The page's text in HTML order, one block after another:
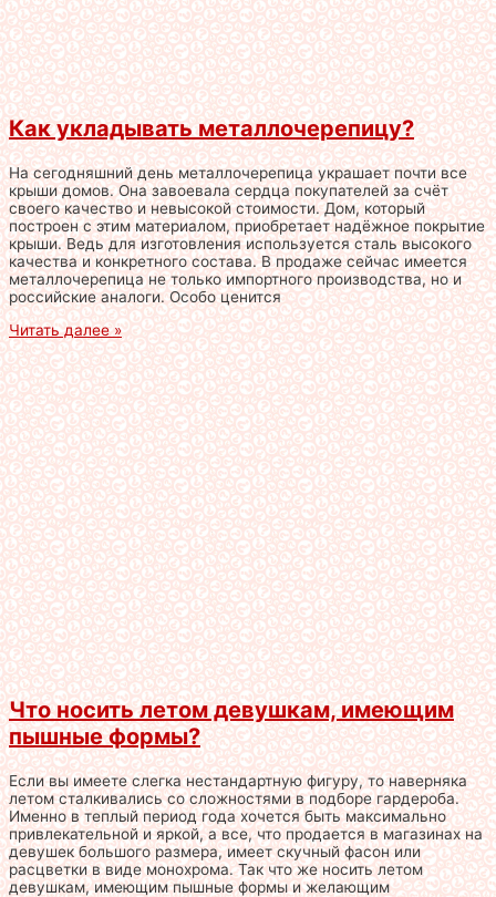
Как укладывать металлочерепицу?
На сегодняшний день металлочерепица украшает почти все
крыши домов. Она завоевала сердца покупателей за счёт
своего качество и невысокой стоимости. Дом, который
построен с этим материалом, приобретает надёжное покрытие
крыши. Ведь для изготовления используется сталь высокого
качества и конкретного состава. В продаже сейчас имеется
металлочерепица не только импортного производства, но и
российские аналоги. Особо ценится
Читать далее »
Что носить летом девушкам, имеющим
пышные формы?
Если вы имеете слегка нестандартную фигуру, то наверняка
летом сталкивались со сложностями в подборе гардероба.
Именно в теплый период года хочется быть максимально
привлекательной и яркой, а все, что продается в магазинах на
девушек большого размера, имеет скучный фасон или
расцветки в виде монохрома. Так что же носить летом
девушкам, имеющим пышные формы и желающим